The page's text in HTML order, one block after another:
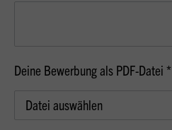
Deine Bewerbung als PDF-Datei *
Datei auswählen